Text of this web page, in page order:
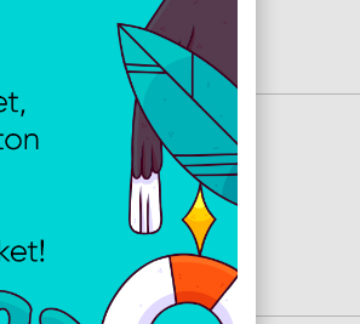
000 intelligens észlelést képes